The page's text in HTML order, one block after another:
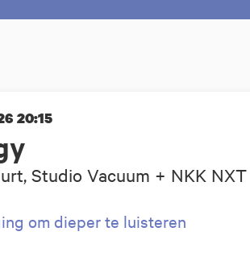
Studio Vacuum + NKK NXT
20:15
om dieper te luisteren